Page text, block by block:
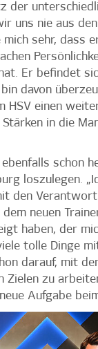
der
uns nie aus
sehr, dass
Er befindet
bin davon
HSV einen
Stärken in die
schon
loszulegen.
den
neuen
haben, der
tolle Dinge
darauf, mit
Zielen zu
Aufgabe